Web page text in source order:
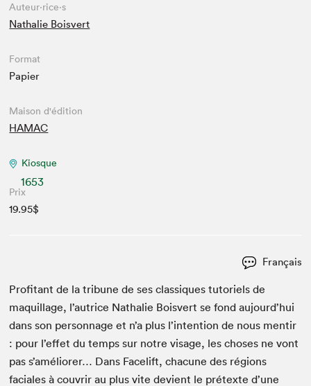
Auteur·rice·s
Nathalie Boisvert
Format
Papier
Maison d'édition
HAMAC
Kiosque
1653
Prix
19.95$
Français
Prof­i­tant de la tri­bune de ses clas­siques tuto­riels de
maquil­lage, l’autrice Nathalie Boisvert se fond aujourd’hui
dans son per­son­nage et n’a plus l’intention de nous men­tir
: pour l’effet du temps sur notre vis­age, les choses ne vont
pas s’améliorer… Dans Facelift, cha­cune des régions
faciales à cou­vrir au plus vite devient le pré­texte d’une